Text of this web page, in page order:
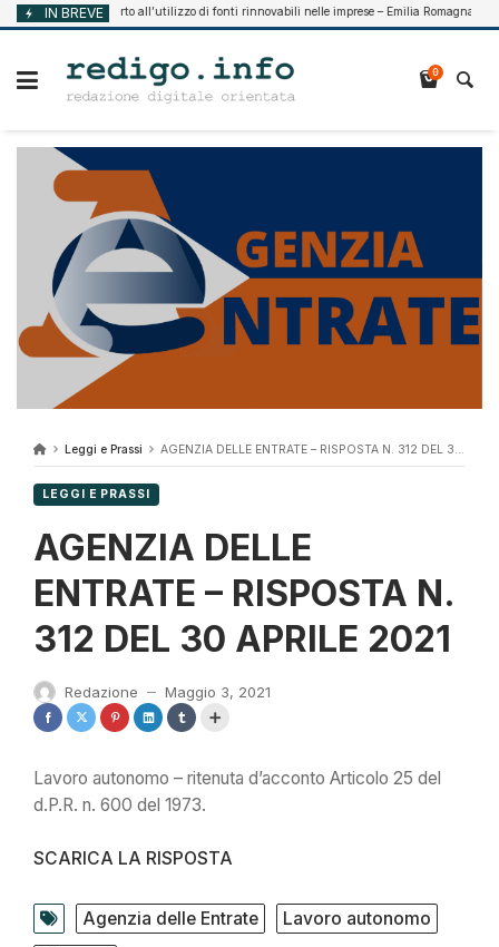
Vai
al
IN BREVE
2026 Supporto all’utilizzo di fonti rinnovabili nelle imprese – Emilia Romagna
0
Leggi e Prassi AGENZIA DELLE ENTRATE – RISPOSTA N. 312 DEL 30 APRILE 2021
LEGGI E PRASSI
AGENZIA DELLE
ENTRATE – RISPOSTA N.
312 DEL 30 APRILE 2021
Redazione — Maggio 3, 2021
Lavoro autonomo – ritenuta d’acconto Articolo 25 del
d.P.R. n. 600 del 1973.
SCARICA LA RISPOSTA
Agenzia delle Entrate
Lavoro autonomo